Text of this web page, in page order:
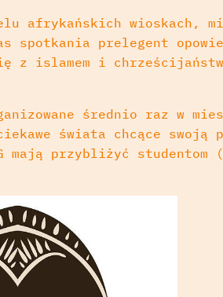
afrykańskich wioskach,
prelegent
z islamem i
średnio raz w
świata chcące swoją
UG mają przybliżyć